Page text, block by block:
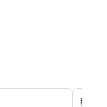
獨特